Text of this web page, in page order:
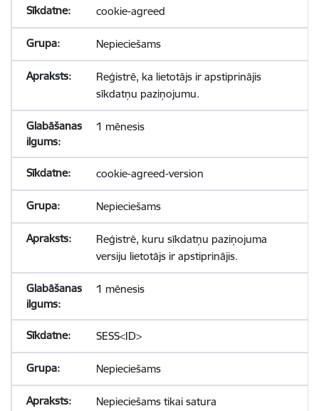
cookie-agreed
Nepieciešams
Reģistrē, ka lietotājs ir apstiprinājis
sīkdatņu paziņojumu.
1 mēnesis
cookie-agreed-version
Nepieciešams
Reģistrē, kuru sīkdatņu paziņojuma
versiju lietotājs ir apstiprinājis.
1 mēnesis
SESS<ID>
Nepieciešams
Nepieciešams tikai satura